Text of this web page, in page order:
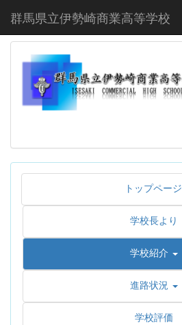
群馬県立伊勢崎商業高等学校
トップページ
学校長より
学校紹介
進路状況
学校評価